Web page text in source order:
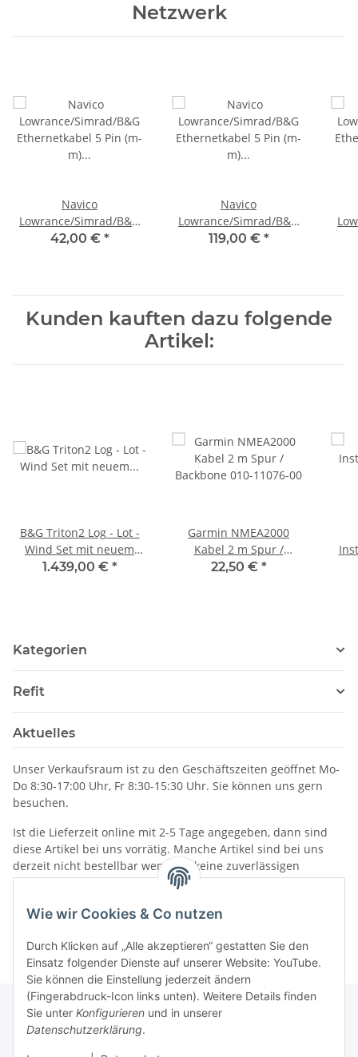
Wie wir Cookies & Co nutzen
Durch Klicken auf „Alle akzeptieren“ gestatten Sie den
Einsatz folgender Dienste auf unserer Website: YouTube.
Sie können die Einstellung jederzeit ändern
(Fingerabdruck-Icon links unten). Weitere Details finden
Sie unter Konfigurieren und in unserer
Datenschutzerklärung.
Netzwerk
Navico
Lowrance/Simrad/B&G
Ethernetkabel 5 Pin (m-
42,00 € *
Navico
Lowrance/Simrad/B&G
Ethernetkabel 5 Pin (m-
119,00 € *
Kunden kauften dazu folgende
Artikel:
B&G Triton2 Log - Lot -
Wind Set mit neuem
Kabel-Windgeber und
1.439,00 € *
Garmin NMEA2000
Kabel 2 m Spur /
Backbone 010-11076-00
22,50 € *
Kategorien
Refit
Aktuelles
Unser Verkaufsraum ist zu den Geschäftszeiten geöffnet Mo-
Do 8:30-17:00 Uhr, Fr 8:30-15:30 Uhr. Sie können uns gern
besuchen.
Ist die Lieferzeit online mit 2-5 Tage angegeben, dann sind
diese Artikel bei uns vorrätig. Manche Artikel sind bei uns
derzeit nicht bestellbar wenn wir keine zuverlässigen
Liefertermine haben.
Informationen